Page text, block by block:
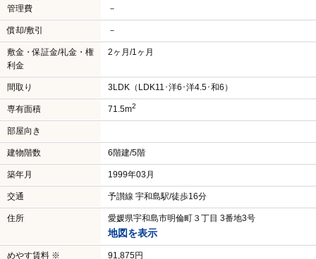
管理費 －
償却/敷引 －
敷金・保証金/礼金・権
利金
2ヶ月/1ヶ月
間取り 3LDK（LDK11･洋6･洋4.5･和6）
専有面積 71.5m2
部屋向き
建物階数 6階建/5階
築年月 1999年03月
交通 予讃線 宇和島駅/徒歩16分
住所 愛媛県宇和島市明倫町３丁目 3番地3号
地図を表示
めやす賃料 ※
91,875円